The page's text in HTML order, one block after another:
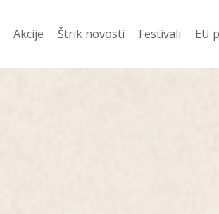
Akcije Štrik novosti Festivali EU